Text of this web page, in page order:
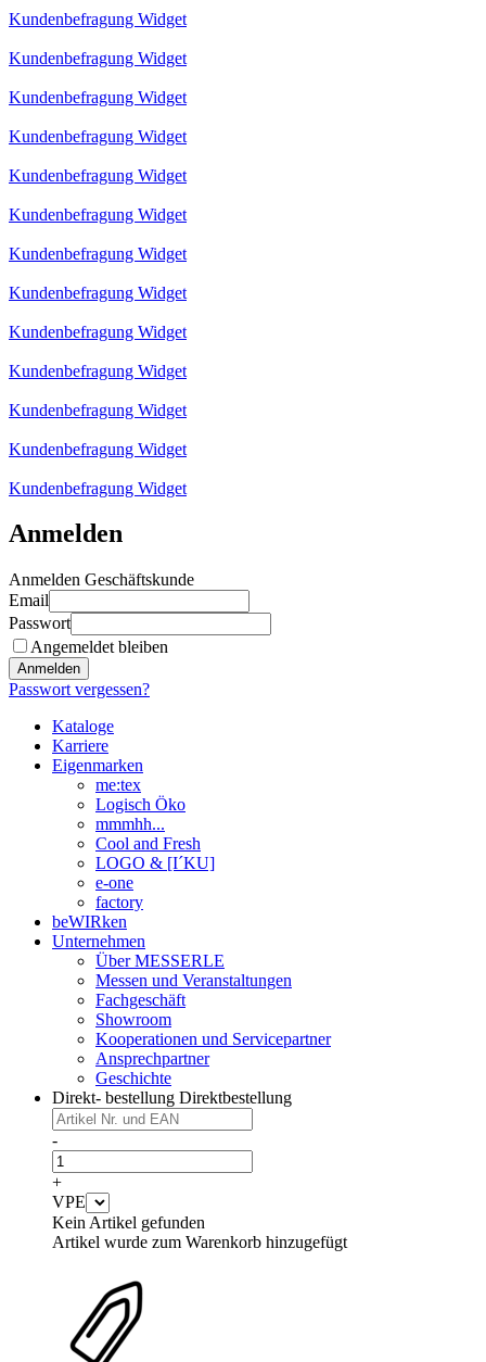
Kundenbefragung Widget
Kundenbefragung Widget
Kundenbefragung Widget
Kundenbefragung Widget
Kundenbefragung Widget
Kundenbefragung Widget
Kundenbefragung Widget
Kundenbefragung Widget
Kundenbefragung Widget
Kundenbefragung Widget
Kundenbefragung Widget
Kundenbefragung Widget
Kundenbefragung Widget
Anmelden
Anmelden Geschäftskunde
Email
Passwort
Angemeldet bleiben
Anmelden
Passwort vergessen?
Kataloge
Karriere
Eigenmarken
me:tex
Logisch Öko
mmmhh...
Cool and Fresh
LOGO & [I´KU]
e-one
factory
beWIRken
Unternehmen
Über MESSERLE
Messen und Veranstaltungen
Fachgeschäft
Showroom
Kooperationen und Servicepartner
Ansprechpartner
Geschichte
Direkt- bestellung Direktbestellung
-
+
VPE
Kein Artikel gefunden
Artikel wurde zum Warenkorb hinzugefügt